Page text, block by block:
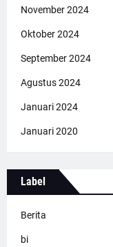
November 2024
Oktober 2024
September 2024
Agustus 2024
Januari 2024
Januari 2020
Label
Berita
bi